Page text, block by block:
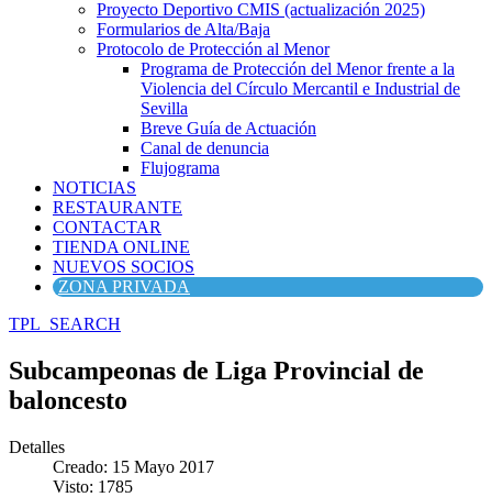
Proyecto Deportivo CMIS (actualización 2025)
Formularios de Alta/Baja
Protocolo de Protección al Menor
Programa de Protección del Menor frente a la
Violencia del Círculo Mercantil e Industrial de
Sevilla
Breve Guía de Actuación
Canal de denuncia
Flujograma
NOTICIAS
RESTAURANTE
CONTACTAR
TIENDA ONLINE
NUEVOS SOCIOS
ZONA PRIVADA
TPL_SEARCH
Subcampeonas de Liga Provincial de
baloncesto
Detalles
Creado: 15 Mayo 2017
Visto: 1785